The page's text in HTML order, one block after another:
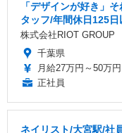
「デザインが好き」
タッフ/年間休日125
株式会社RIOT GROUP
千葉県
月給27万円～50万円
正社員
ネイリスト/大宮駅/社